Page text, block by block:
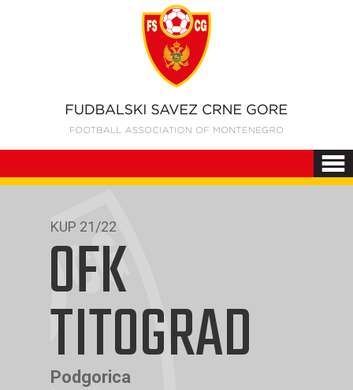
KUP 21/22
OFK
TITOGRAD
Podgorica